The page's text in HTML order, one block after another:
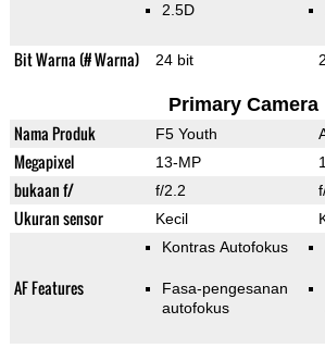
2.5D
Bit Warna (# Warna) 24 bit
Primary Camera
Nama Produk F5 Youth
Megapixel 13-MP
bukaan f/ f/2.2
Ukuran sensor Kecil
AF Features
Kontras Autofokus
Fasa-pengesanan
autofokus